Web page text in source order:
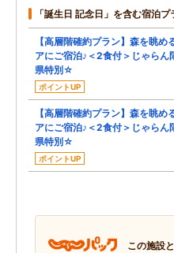
「誕生日 記念日」を含む宿泊プ
【高層階確約プラン】森を眺め
アにご宿泊♪＜2食付＞じゃら
県特別☆
ポイントUP
【高層階確約プラン】森を眺め
アにご宿泊♪＜2食付＞じゃら
県特別☆
ポイントUP
この施設